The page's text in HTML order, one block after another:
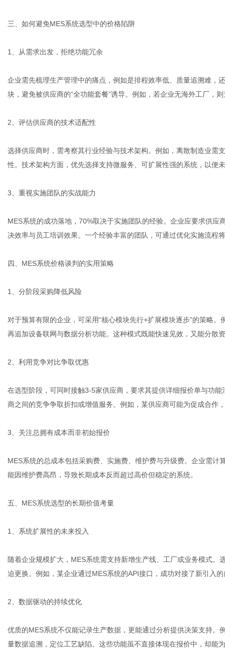
三、如何避免MES系统选型中的价格陷阱
1、从需求出发，拒绝功能冗余
企业需先梳理生产管理中的痛点，例如是排程效率低、质量追溯难，
块，避免被供应商的“全功能套餐”诱导。例如，若企业无海外工厂，
2、评估供应商的技术适配性
选择供应商时，需考察其行业经验与技术架构。例如，离散制造业需
性。技术架构方面，优先选择支持微服务、可扩展性强的系统，以便
3、重视实施团队的实战能力
MES系统的成功落地，70%取决于实施团队的经验。企业应要求供
决效率与员工培训效果。一个经验丰富的团队，可通过优化实施流程
四、MES系统价格谈判的实用策略
1、分阶段采购降低风险
对于预算有限的企业，可采用“核心模块先行+扩展模块逐步”的策略
再追加设备联网与数据分析功能。这种模式既能快速见效，又能分散
2、利用竞争对比争取优惠
在选型阶段，可同时接触3-5家供应商，要求其提供详细报价单与功
商之间的竞争争取折扣或增值服务。例如，某供应商可能为促成合作
3、关注总拥有成本而非初始报价
MES系统的总成本包括采购费、实施费、维护费与升级费。企业需
能因维护费高昂，导致长期成本反而超过高价但稳定的系统。
五、MES系统选型的长期价值考量
1、系统扩展性的未来投入
随着企业规模扩大，MES系统需支持新增生产线、工厂或业务模式
迫更换。例如，某企业通过MES系统的API接口，成功对接了新引入
2、数据驱动的持续优化
优质的MES系统不仅能记录生产数据，更能通过分析提供决策支持
量数据追溯，定位工艺缺陷。这些功能虽不直接体现在报价中，却能